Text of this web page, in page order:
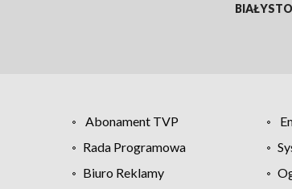
Abonament TVP
Rada Programowa
Biuro Reklamy